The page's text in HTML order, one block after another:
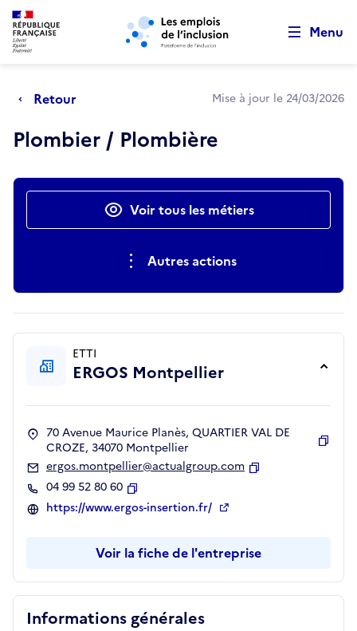
Aller au menu principal Aller au contenu principal
Menu
Retour Mise à jour le 24/03/2026
Plombier / Plombière
Actions rapidesVoir tous les métiers
Autres actions
Informations générales
ETTI
ERGOS Montpellier
70 Avenue Maurice Planès, QUARTIER VAL DE
CROZE, 34070 Montpellier
ergos.montpellier@actualgroup.com
04 99 52 80 60
Copier
https://www.ergos-insertion.fr/
Voir la fiche de l'entreprise
Retour au début de la page
Panneau de gestion des cookies